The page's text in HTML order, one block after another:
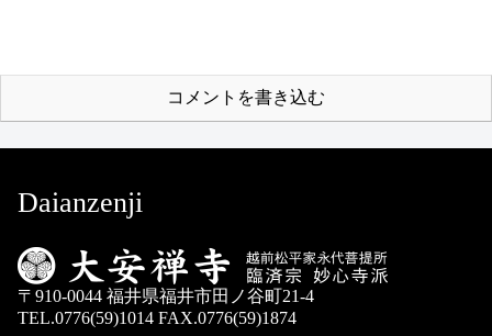
コメントを書き込む
Daianzenji
〒910-0044 福井県福井市田ノ谷町21-4
TEL.0776(59)1014 FAX.0776(59)1874